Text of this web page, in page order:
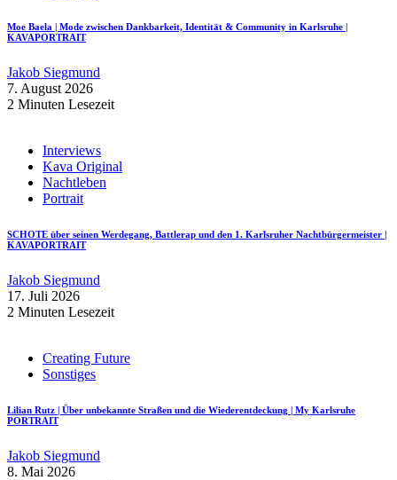
Moe Baela | Mode zwischen Dankbarkeit, Identität & Community in Karlsruhe |
KAVAPORTRAIT
Jakob Siegmund
7. August 2026
2 Minuten Lesezeit
Interviews
Kava Original
Nachtleben
Portrait
SCHOTE über seinen Werdegang, Battlerap und den 1. Karlsruher Nachtbürgermeister |
KAVAPORTRAIT
Jakob Siegmund
17. Juli 2026
2 Minuten Lesezeit
Creating Future
Sonstiges
Lilian Rutz | Über unbekannte Straßen und die Wiederentdeckung | My Karlsruhe
PORTRAIT
Jakob Siegmund
8. Mai 2026